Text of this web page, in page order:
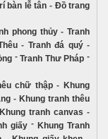
bàn lễ tân - Đồ trang
phong thủy-Tranh
- Tranh đá quý-
-Tranh Thư Pháp -
chữ thập- Khung
- Khung tranh thêu
Khung tranh canvas -
giấy - Khung Tranh